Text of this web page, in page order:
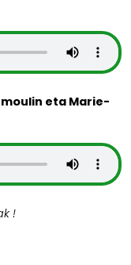
eta Marie-
!